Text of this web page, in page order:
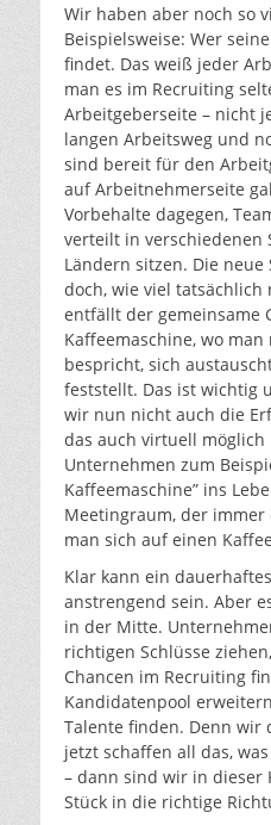
Wir haben aber noch so
Beispielsweise: Wer
findet. Das weiß jeder
man es im Recruiting
Arbeitgeberseite – nicht
langen Arbeitsweg und
sind bereit für den
auf Arbeitnehmerseite
Vorbehalte dagegen,
verteilt in verschiedenen
Ländern sitzen. Die
doch, wie viel
entfällt der gemeinsame
Kaffeemaschine, wo
bespricht, sich
feststellt. Das ist wichtig
wir nun nicht auch die
das auch virtuell möglich
Unternehmen zum
Kaffeemaschine” ins
Meetingraum, der
man sich auf einen
Klar kann ein
anstrengend sein. Aber
in der Mitte.
richtigen Schlüsse
Chancen im Recruiting
Kandidatenpool
Talente finden. Denn wir
jetzt schaffen all das,
– dann sind wir in dieser
Stück in die richtige